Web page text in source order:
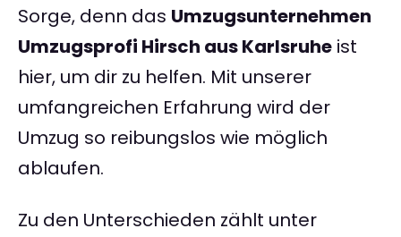
Sorge, denn das Umzugsunternehmen
Umzugsprofi Hirsch aus Karlsruhe ist
hier, um dir zu helfen. Mit unserer
umfangreichen Erfahrung wird der
Umzug so reibungslos wie möglich
ablaufen.
Zu den Unterschieden zählt unter